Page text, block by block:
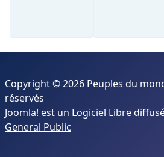
Copyright © 2026 Peuples du
réservés
Joomla! est un Logiciel Libre
General Public